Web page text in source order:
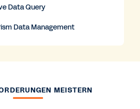
Data Query
Data Management
MEISTERN